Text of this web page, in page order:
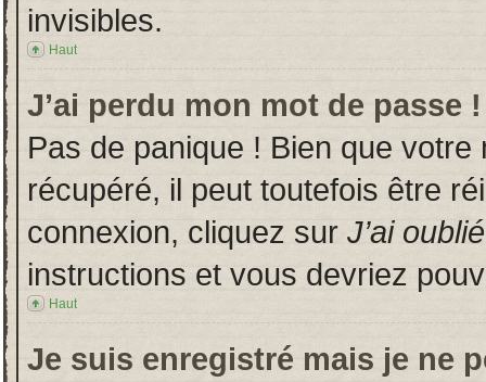
invisibles.
Haut
J’ai perdu mon mot de passe !
Pas de panique ! Bien que
récupéré, il peut toutefois être
connexion, cliquez sur J’ai
instructions et vous devriez
Haut
Je suis enregistré mais je ne